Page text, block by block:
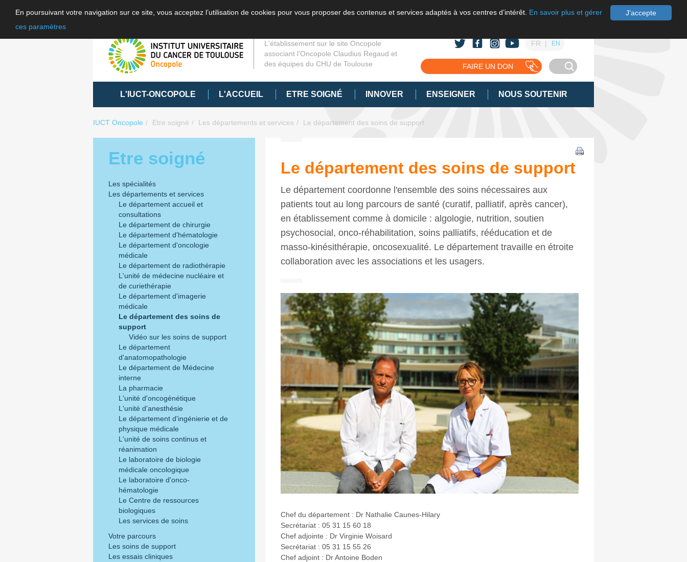
J'accepte
En poursuivant votre navigation sur ce site, vous acceptez l’utilisation de cookies pour vous proposer des contenus et services adaptés à vos centres d’intérêt. En savoir plus et gérer
ces paramètres
L'établissement sur le site Oncopole
associant l’Oncopole Claudius Regaud et
des équipes du CHU de Toulouse
FR EN
FAIRE UN DON
L'IUCT-ONCOPOLE L'ACCUEIL ETRE SOIGNÉ INNOVER ENSEIGNER NOUS SOUTENIR
IUCT Oncopole Etre soigné Les départements et services Le département des soins de support
Etre soigné
Les spécialités
Les départements et services
Le département accueil et
consultations
Le département de chirurgie
Le département d'hématologie
Le département d'oncologie
médicale
Le département de radiothérapie
L'unité de médecine nucléaire et
de curiethérapie
Le département d'imagerie
médicale
Le département des soins de
support
Vidéo sur les soins de support
Le département
d'anatomopathologie
Le département de Médecine
interne
La pharmacie
L'unité d'oncogénétique
L'unité d'anesthésie
Le département d'ingénierie et de
physique médicale
L'unité de soins continus et
réanimation
Le laboratoire de biologie
médicale oncologique
Le laboratoire d'onco-
hématologie
Le Centre de ressources
biologiques
Les services de soins
Votre parcours
Les soins de support
Les essais cliniques
Le département des soins de support
Le département coordonne l'ensemble des soins nécessaires aux
patients tout au long parcours de santé (curatif, palliatif, après cancer),
en établissement comme à domicile : algologie, nutrition, soutien
psychosocial, onco-réhabilitation, soins palliatifs, rééducation et de
masso-kinésithérapie, oncosexualité. Le département travaille en étroite
collaboration avec les associations et les usagers.
Chef du département : Dr Nathalie Caunes-Hilary
Secrétariat : 05 31 15 60 18
Chef adjointe : Dr Virginie Woisard
Secrétariat : 05 31 15 55 26
Chef adjoint : Dr Antoine Boden